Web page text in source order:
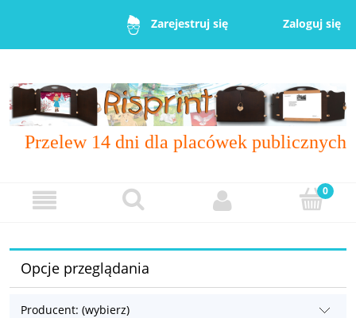
Zarejestruj się Zaloguj się
Przelew 14 dni dla placówek publicznych
Opcje przeglądania
Producent: (wybierz)